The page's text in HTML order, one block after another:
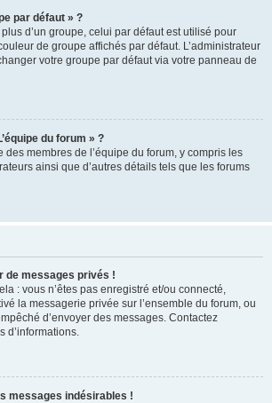
par défaut » ?
d’un groupe, celui par défaut est utilisé pour
de groupe affichés par défaut. L’administrateur
votre groupe par défaut via votre panneau de
du forum » ?
des membres de l’équipe du forum, y compris les
ainsi que d’autres détails tels que les forums
de messages privés !
: vous n’êtes pas enregistré et/ou connecté,
la messagerie privée sur l’ensemble du forum, ou
d’envoyer des messages. Contactez
d’informations.
messages indésirables !